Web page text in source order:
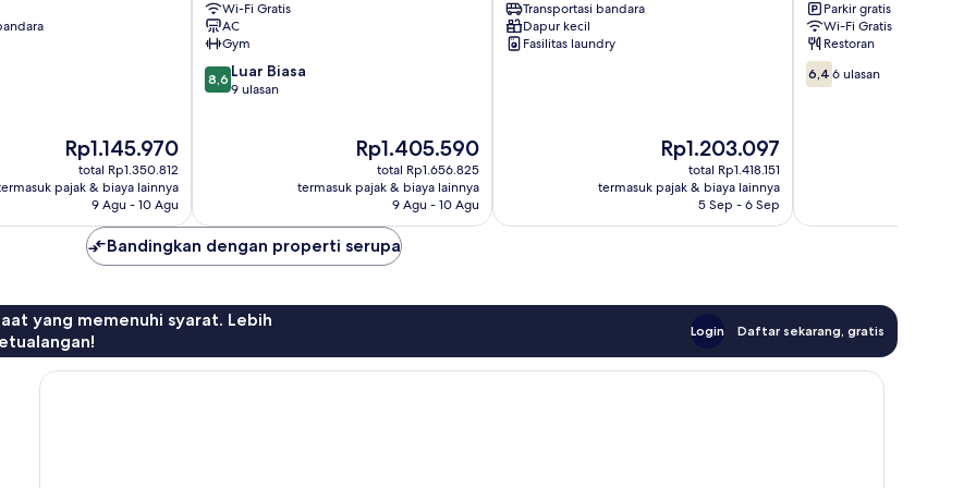
Harga
sekarang
Rp1.145.970
Rp1.145.970
total Rp1.350.812
pajak & biaya lainnya
9 Agu - 10 Agu
Buraidah
Buraydah
Wi-Fi Gratis
AC
Gym
8.6
dari
8,6 Luar Biasa
9 ulasan
Harga
sekarang
Rp1.405.590
Rp1.405.590
total Rp1.656.825
termasuk pajak & biaya lainnya
9 Agu - 10 Agu
Transportasi bandara
Dapur kecil
Fasilitas laundry
Harga
sekarang
Rp1.203.097
Rp1.203.097
total Rp1.418.151
termasuk pajak & biaya lainnya
5 Sep - 6 Sep
Ha'ilParkir gratis
Wi-Fi Gratis
Restoran
6.4
dari
6,4 6 ulasan
Bandingkan dengan properti serupa
yang memenuhi syarat. Lebih
Login Daftar sekarang, gratis